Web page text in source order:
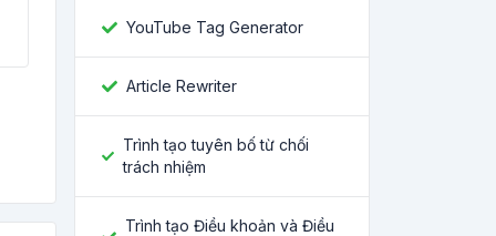
YouTube Tag Generator
Article Rewriter
Trình tạo tuyên bố từ chối
trách nhiệm
Trình tạo Điều khoản và Điều